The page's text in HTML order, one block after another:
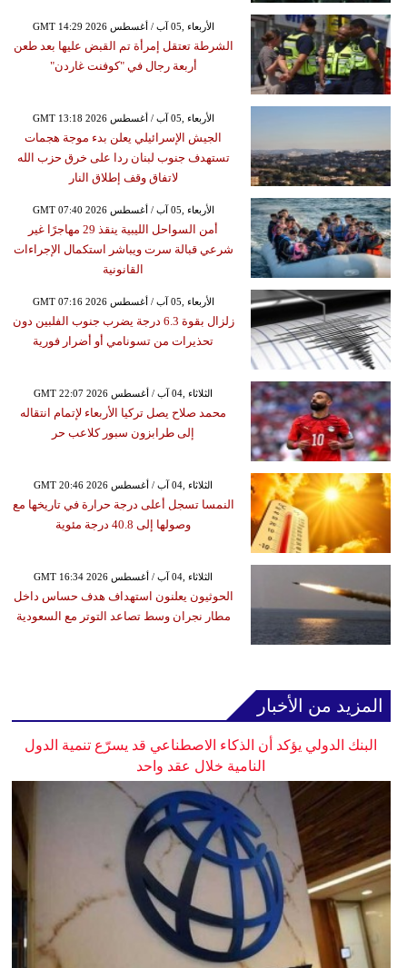
GMT 14:29 2026 الأربعاء ,05 آب / أغسطس
الشرطة تعتقل إمرأة تم القبض عليها بعد طعن
أربعة رجال في "كوفنت غاردن"
GMT 13:18 2026 الأربعاء ,05 آب / أغسطس
الجيش الإسرائيلي يعلن بدء موجة هجمات
تستهدف جنوب لبنان ردا على خرق حزب الله
لاتفاق وقف إطلاق النار
GMT 07:40 2026 الأربعاء ,05 آب / أغسطس
أمن السواحل الليبية ينقذ 29 مهاجرًا غير
شرعي قبالة سرت ويباشر استكمال الإجراءات
القانونية
GMT 07:16 2026 الأربعاء ,05 آب / أغسطس
زلزال بقوة 6.3 درجة يضرب جنوب الفلبين دون
تحذيرات من تسونامي أو أضرار فورية
GMT 22:07 2026 الثلاثاء ,04 آب / أغسطس
محمد صلاح يصل تركيا الأربعاء لإتمام انتقاله
إلى طرابزون سبور كلاعب حر
GMT 20:46 2026 الثلاثاء ,04 آب / أغسطس
النمسا تسجل أعلى درجة حرارة في تاريخها مع
وصولها إلى 40.8 درجة مئوية
GMT 16:34 2026 الثلاثاء ,04 آب / أغسطس
الحوثيون يعلنون استهداف هدف حساس داخل
مطار نجران وسط تصاعد التوتر مع السعودية
المزيد من الأخبار
البنك الدولي يؤكد أن الذكاء الاصطناعي قد يسرّع تنمية الدول
النامية خلال عقد واحد